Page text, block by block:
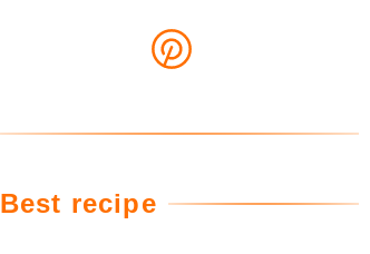
Best recipe